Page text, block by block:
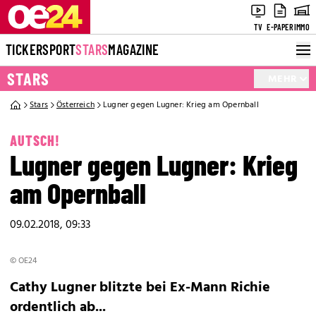
TV E-PAPERIMMO
TICKERSPORTSTARSMAGAZINE
STARS
Stars Österreich Lugner gegen Lugner: Krieg am Opernball
AUTSCH!
Lugner gegen Lugner: Krieg
am Opernball
09.02.2018, 09:33
© OE24
Cathy Lugner blitzte bei Ex-Mann Richie
ordentlich ab...